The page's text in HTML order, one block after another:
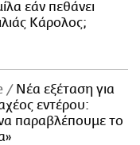
εάν πεθάνει
Κάρολος;
Νέα εξέταση για
εντέρου:
παραβλέπουμε το